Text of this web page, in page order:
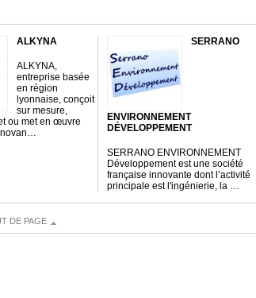
ALKYNA
ALKYNA,
entreprise basée
en région
lyonnaise, conçoit
sur mesure,
ou met en œuvre
SERRANO
ENVIRONNEMENT
DÉVELOPPEMENT
SERRANO ENVIRONNEMENT
Développement est une société
française innovante dont l’activité
principale est l'ingénierie, la …
DE PAGE